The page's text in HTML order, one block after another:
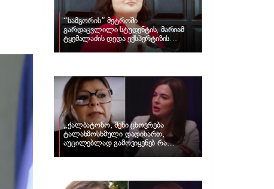
“სამგორის” მეტროში
გარდაცვლილი სტუდენტის, მარიამ
ტყემალაძის დედა ექსპერტიზის
პასუხს აქვეყნებს – რა გახდა გოგონას
„ქალბატონო, შენი ცხოვრება
ტალახმოსხმული დადიხართ,
აუცილებლად გამოვიყენებ რა
ინფორმაციაც მაქვს“… – რა